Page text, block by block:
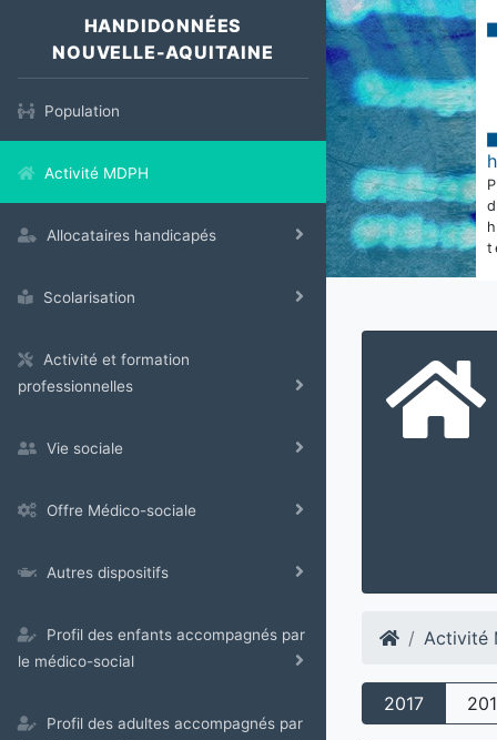
HANDIDONNÉES
NOUVELLE-AQUITAINE
Population
Activité MDPH
Allocataires handicapés
Scolarisation
Activité et formation
professionnelles
Vie sociale
Offre Médico-sociale
Autres dispositifs
Profil des enfants accompagnés par
le médico-social
Profil des adultes accompagnés par
Activité
2017